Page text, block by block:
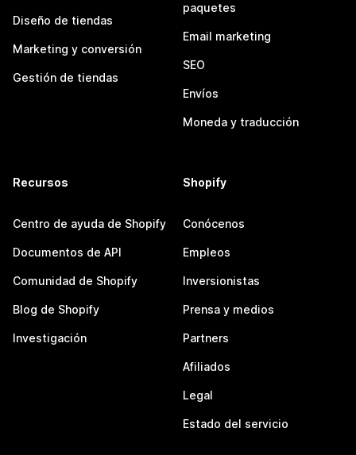
Diseño de tiendas
Marketing y conversión
Gestión de tiendas
paquetes
Email marketing
SEO
Envíos
Moneda y traducción
Recursos
Centro de ayuda de Shopify
Documentos de API
Comunidad de Shopify
Blog de Shopify
Investigación
Shopify
Conócenos
Empleos
Inversionistas
Prensa y medios
Partners
Afiliados
Legal
Estado del servicio